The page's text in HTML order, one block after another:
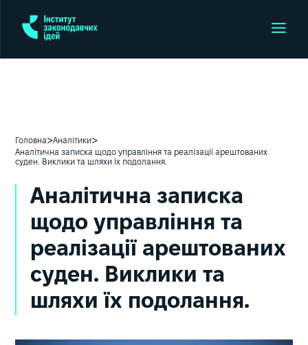
Головна>Аналітики>
Аналітична записка щодо управління та реалізації арештованих
суден. Виклики та шляхи їх подолання.
Аналітична записка
щодо управління та
реалізації арештованих
суден. Виклики та
шляхи їх подолання.